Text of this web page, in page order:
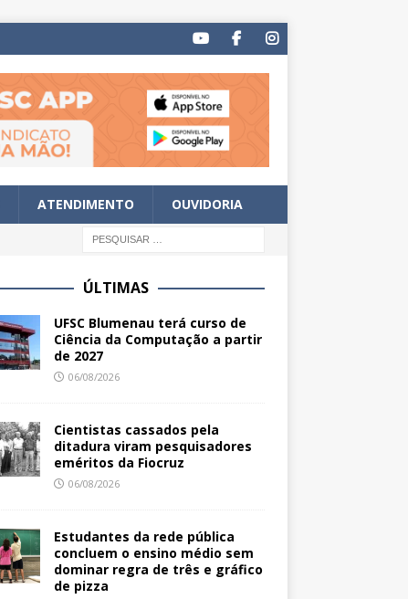
ATENDIMENTO OUVIDORIA
ÚLTIMAS
UFSC Blumenau terá curso de
Ciência da Computação a partir
de 2027
06/08/2026
Cientistas cassados pela
ditadura viram pesquisadores
eméritos da Fiocruz
06/08/2026
Estudantes da rede pública
concluem o ensino médio sem
dominar regra de três e gráfico
de pizza